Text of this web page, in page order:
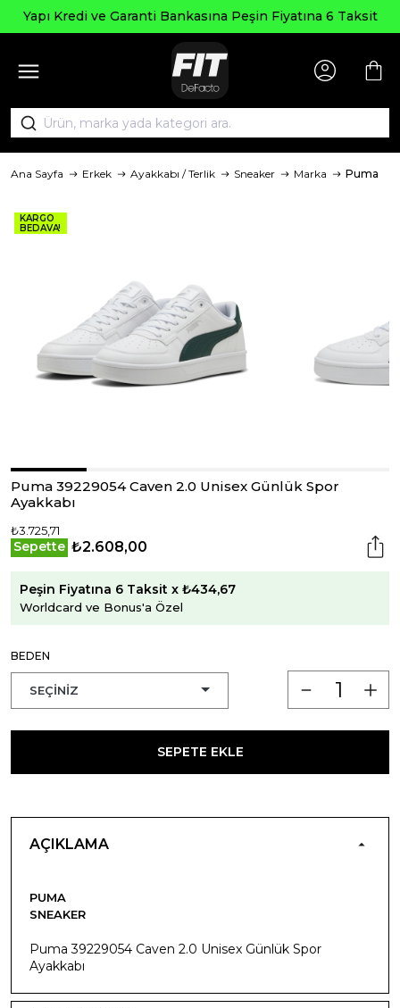
Kredi ve Garanti Bankasına Peşin Fiyatına 6 Taksit
Ana Sayfa Erkek Ayakkabı / Terlik Sneaker Marka Puma
KARGO
BEDAVA!
Puma 39229054 Caven 2.0 Unisex Günlük Spor
Ayakkabı
₺3.725,71
Sepette ₺2.608,00
Peşin Fiyatına 6 Taksit x ₺434,67
Worldcard ve Bonus'a Özel
BEDEN
SEPETE EKLE
AÇIKLAMA
PUMA
SNEAKER
Puma 39229054 Caven 2.0 Unisex Günlük Spor
Ayakkabı